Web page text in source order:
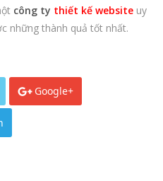
công ty thiết kế website uy
những thành quả tốt nhất.
Google+